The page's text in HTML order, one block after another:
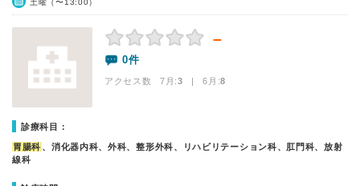
土曜（〜13:00）
－
0件
アクセス数 7月:3 | 6月:8
診療科目：
胃腸科 、消化器内科、外科、整形外科、リハビリテーション科、肛門科、放射
線科